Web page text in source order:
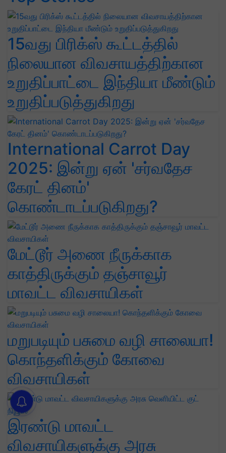
15வது பிரிக்ஸ் கூட்டத்தில்
நிலையான விவசாயத்திற்கான
உறுதிப்பாட்டை இந்தியா மீண்டும்
உறுதிப்படுத்துகிறது
International Carrot Day
2025: இன்று ஏன் 'சர்வதேச
கேரட் தினம்'
கொண்டாடப்படுகிறது?
மேட்டூர் அணை நீருக்காக
காத்திருக்கும் தஞ்சாவூர்
மாவட்ட விவசாயிகள்
மறுபடியும் பசுமை வழி சாலையா!
கொந்தளிக்கும் கோவை
விவசாயிகள்
இரண்டு மாவட்ட
விவசாயிகளுக்கு அரசு